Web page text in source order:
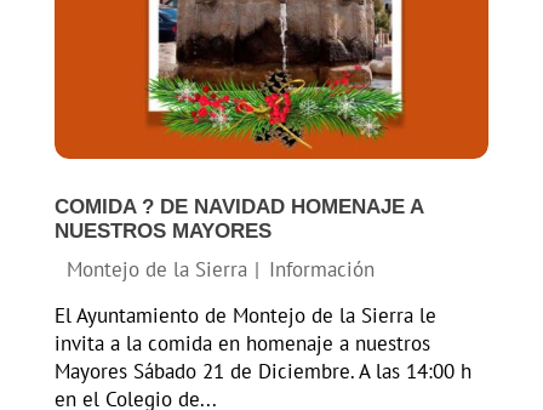
COMIDA ?️ DE NAVIDAD HOMENAJE A
NUESTROS MAYORES
El Ayuntamiento de Montejo de la Sierra le
invita a la comida en homenaje a nuestros
Mayores Sábado 21 de Diciembre. A las 14:00 h
en el Colegio de...